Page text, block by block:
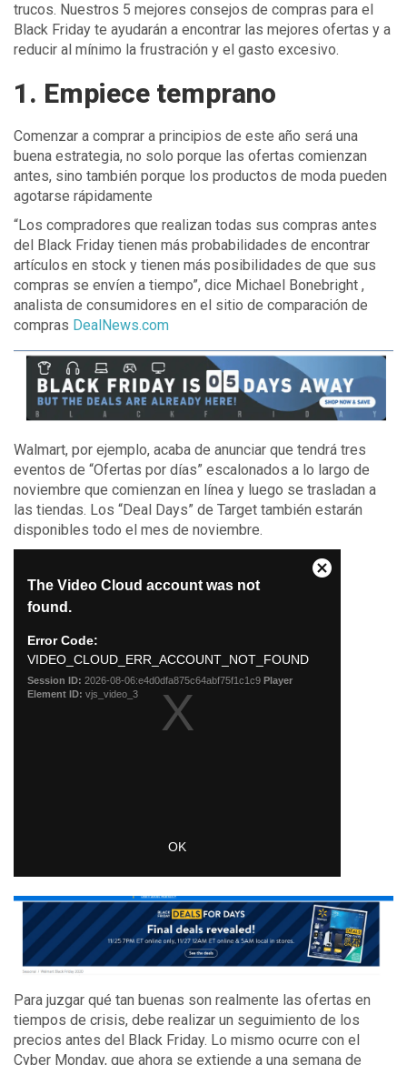
trucos. Nuestros 5 mejores consejos de compras para el
Black Friday te ayudarán a encontrar las mejores ofertas y a
reducir al mínimo la frustración y el gasto excesivo.
1. Empiece temprano
Comenzar a comprar a principios de este año será una
buena estrategia, no solo porque las ofertas comienzan
antes, sino también porque los productos de moda pueden
agotarse rápidamente
“Los compradores que realizan todas sus compras antes
del Black Friday tienen más probabilidades de encontrar
artículos en stock y tienen más posibilidades de que sus
compras se envíen a tiempo”, dice Michael Bonebright ,
analista de consumidores en el sitio de comparación de
compras DealNews.com
Walmart, por ejemplo, acaba de anunciar que tendrá tres
eventos de “Ofertas por días” escalonados a lo largo de
noviembre que comienzan en línea y luego se trasladan a
las tiendas. Los “Deal Days” de Target también estarán
disponibles todo el mes de noviembre.
Para juzgar qué tan buenas son realmente las ofertas en
tiempos de crisis, debe realizar un seguimiento de los
precios antes del Black Friday. Lo mismo ocurre con el
Cyber ​​Monday, que ahora se extiende a una semana de